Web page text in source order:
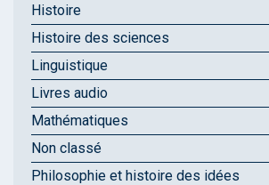
Histoire
Histoire des sciences
Linguistique
Livres audio
Mathématiques
Non classé
Philosophie et histoire des idées